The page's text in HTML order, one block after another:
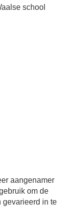
school
aangenamer
om de
gevarieerd in te